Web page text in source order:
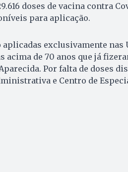
doses de vacina contra
para aplicação.
aplicadas exclusivamente nas
acima de 70 anos que já
Por falta de doses
e Centro de